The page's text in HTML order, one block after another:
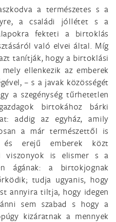
a természetes s a
a családi jóllétet s a
fekteti a birtoklás
való elvei által. Míg
tanítják, hogy a birtoklási
ellenkezik az emberek
– s a javak közösségét
a szegénység tűrhetetlen
birtokához bárki
addig az egyház, amily
a már természettől is
és erejű emberek közt
viszonyok is elismer s a
ágának: a birtokjognak
tudja ugyanis, hogy
annyira tiltja, hogy idegen
sem szabad s hogy a
kizáratnak a mennyek